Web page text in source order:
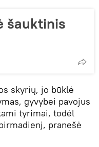
šauktinis
skyrių, jo būklė
gyvybei pavojus
tyrimai, todėl
pranešė